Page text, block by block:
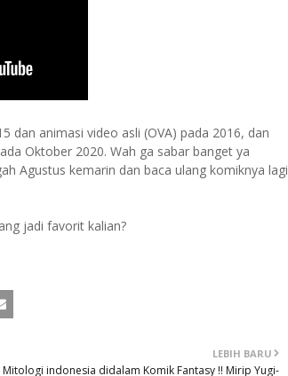
dan animasi video asli (OVA) pada 2016, dan
Oktober 2020. Wah ga sabar banget ya
Agustus kemarin dan baca ulang komiknya lagi
jadi favorit kalian?
LEBIH BARU
Mitologi indonesia didalam Komik Fantasy !! Mirip Yugi-